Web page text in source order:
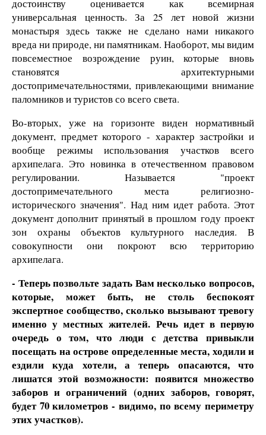
достоинству оценивается как всемирная
универсальная ценность. За 25 лет новой жизни
монастыря здесь также не сделано нами никакого
вреда ни природе, ни памятникам. Наоборот, мы видим
повсеместное возрождение руин, которые вновь
становятся архитектурными
достопримечательностями, привлекающими внимание
паломников и туристов со всего света.
Во-вторых, уже на горизонте виден нормативный
документ, предмет которого - характер застройки и
вообще режимы использования участков всего
архипелага. Это новинка в отечественном правовом
регулировании. Называется "проект
достопримечательного места религиозно-
исторического значения". Над ним идет работа. Этот
документ дополнит принятый в прошлом году проект
зон охраны объектов культурного наследия. В
совокупности они покроют всю территорию
архипелага.
- Теперь позвольте задать Вам несколько вопросов,
которые, может быть, не столь беспокоят
экспертное сообщество, сколько вызывают тревогу
именно у местных жителей. Речь идет в первую
очередь о том, что люди с детства привыкли
посещать на острове определенные места, ходили и
ездили куда хотели, а теперь опасаются, что
лишатся этой возможности: появится множество
заборов и ограничений (одних заборов, говорят,
будет 70 километров - видимо, по всему периметру
этих участков).